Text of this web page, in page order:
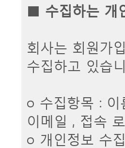
■ 수집하는 개
회사는 회원가
수집하고 있습
ο 수집항목 : 이
이메일 , 접속
ο 개인정보 수